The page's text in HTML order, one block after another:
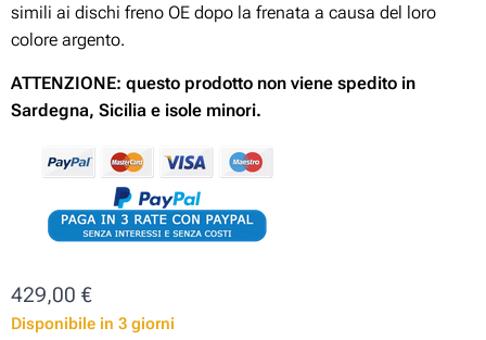
simili ai dischi freno OE dopo la frenata a causa del loro
colore argento.
ATTENZIONE: questo prodotto non viene spedito in
Sardegna, Sicilia e isole minori.
429,00 €
Disponibile in 3 giorni